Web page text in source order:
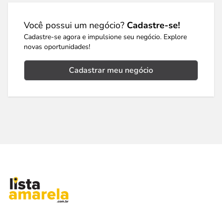
Você possui um negócio? Cadastre-se!
Cadastre-se agora e impulsione seu negócio. Explore
novas oportunidades!
Cadastrar meu negócio